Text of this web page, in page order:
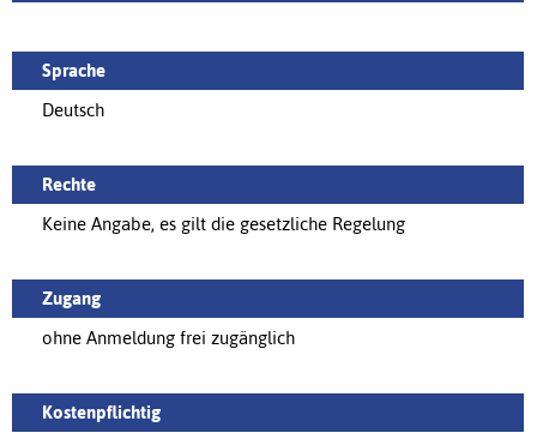
Sprache
Deutsch
Rechte
Keine Angabe, es gilt die gesetzliche Regelung
Zugang
ohne Anmeldung frei zugänglich
Kostenpflichtig